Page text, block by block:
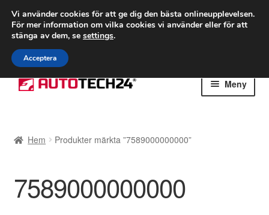
FRAKT från 75 kr
Världsomspännande frakt
Ring 766 924 713
Hoppa
till
Hoppa
till
Meny
Betalningar
Integritetspolicy
Hem Produkter märkta ”7589000000000”
7589000000000
Vi använder cookies för att ge dig den bästa onlineupplevelsen.
För mer information om vilka cookies vi använder eller för att
stänga av dem, se settings.
Acceptera